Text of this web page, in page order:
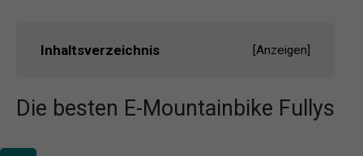
Inhaltsverzeichnis [Anzeigen]
Die besten E-Mountainbike Fullys